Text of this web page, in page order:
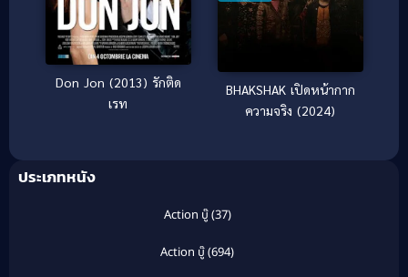
Don Jon (2013) รักติด
เรท
BHAKSHAK เปิดหน้ากาก
ความจริง (2024)
ประเภทหนัง
Action บู๊(37)
Action บู๊(694)